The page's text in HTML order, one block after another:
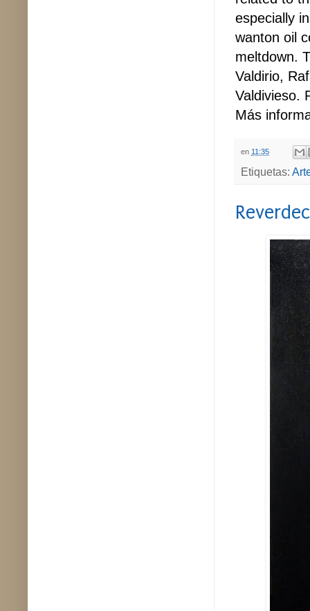
especially
wanton oil
meltdown.
Valdirio,
Valdivieso.
Más
en 11:35
Etiquetas: